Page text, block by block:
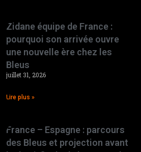
Zidane équipe de France :
pourquoi son arrivée ouvre
une nouvelle ère chez les
Bleus
juillet 31, 2026
Lire plus »
France – Espagne : parcours
des Bleus et projection avant